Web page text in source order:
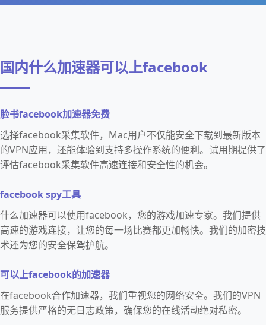
国内什么加速器可以上facebook
脸书facebook加速器免费
选择facebook采集软件，Mac用户不仅能安全下载到最新版本
的VPN应用，还能体验到支持多操作系统的便利。试用期提供了
评估facebook采集软件高速连接和安全性的机会。
facebook spy工具
什么加速器可以使用facebook，您的游戏加速专家。我们提供
高速的游戏连接，让您的每一场比赛都更加畅快。我们的加密技
术还为您的安全保驾护航。
可以上facebook的加速器
在facebook合作加速器，我们重视您的网络安全。我们的VPN
服务提供严格的无日志政策，确保您的在线活动绝对私密。